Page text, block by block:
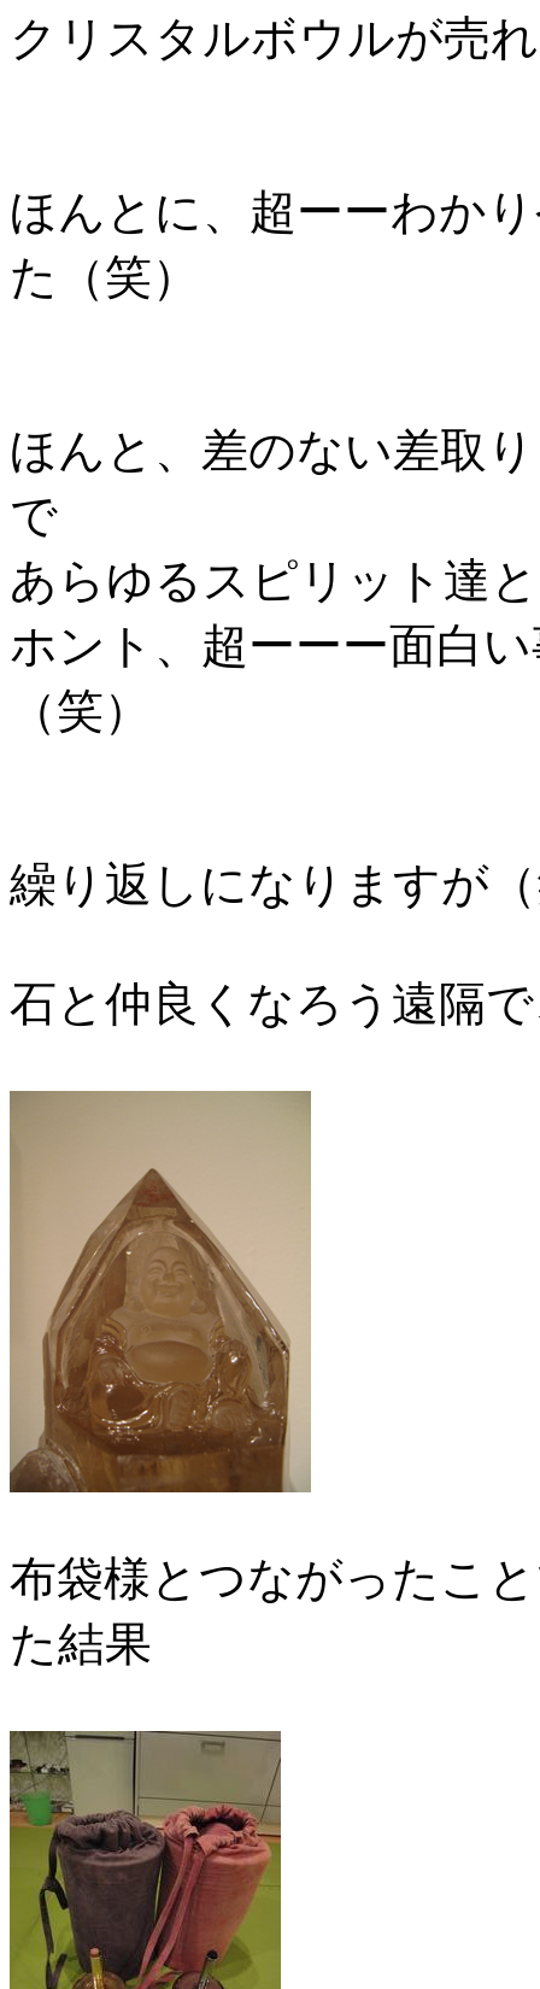
クリスタルボウルが売
ほんとに、超ーーわか
た（笑）
ほんと、差のない差取
で
あらゆるスピリット達
ホント、超ーーー面白
（笑）
繰り返しになりますが
石と仲良くなろう遠隔
布袋様とつながったこ
た結果